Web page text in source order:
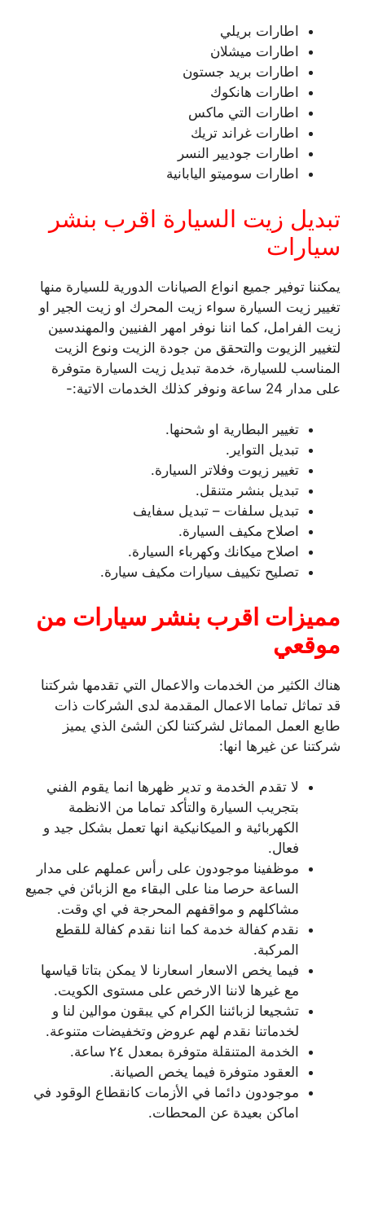
اطارات بريلي
اطارات ميشلان
اطارات بريد جستون
اطارات هانكوك
اطارات التي ماكس
اطارات غراند تريك
اطارات جوديير النسر
اطارات سوميتو اليابانية
تبديل زيت السيارة اقرب بنشر
سيارات
يمكننا توفير جميع انواع الصيانات الدورية للسيارة منها
تغيير زيت السيارة سواء زيت المحرك او زيت الجير او
زيت الفرامل، كما اننا نوفر امهر الفنيين والمهندسين
لتغيير الزيوت والتحقق من جودة الزيت ونوع الزيت
المناسب للسيارة، خدمة تبديل زيت السيارة متوفرة
على مدار 24 ساعة ونوفر كذلك الخدمات الاتية:-
تغيير البطارية او شحنها.
تبديل التواير.
تغيير زيوت وفلاتر السيارة.
تبديل بنشر متنقل.
تبديل سلفات – تبديل سفايف
اصلاح مكيف السيارة.
اصلاح ميكانك وكهرباء السيارة.
تصليح تكييف سيارات مكيف سيارة.
مميزات اقرب بنشر سيارات من
موقعي
هناك الكثير من الخدمات والاعمال التي تقدمها شركتنا
قد تماثل تماما الاعمال المقدمة لدى الشركات ذات
طابع العمل المماثل لشركتنا لكن الشئ الذي يميز
شركتنا عن غيرها انها:
لا تقدم الخدمة و تدير ظهرها انما يقوم الفني
بتجريب السيارة والتأكد تماما من الانظمة
الكهربائية و الميكانيكية انها تعمل بشكل جيد و
فعال.
موظفينا موجودون على رأس عملهم على مدار
الساعة حرصا منا على البقاء مع الزبائن في جميع
مشاكلهم و مواقفهم المحرجة في اي وقت.
نقدم كفالة خدمة كما اننا نقدم كفالة للقطع
المركبة.
فيما يخص الاسعار اسعارنا لا يمكن بتاتا قياسها
مع غيرها لاننا الارخص على مستوى الكويت.
تشجيعا لزبائننا الكرام كي يبقون موالين لنا و
لخدماتنا نقدم لهم عروض وتخفيضات متنوعة.
الخدمة المتنقلة متوفرة بمعدل ٢٤ ساعة.
العقود متوفرة فيما يخص الصيانة.
موجودون دائما في الأزمات كانقطاع الوقود في
اماكن بعيدة عن المحطات.